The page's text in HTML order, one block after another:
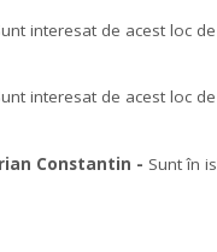
interesat de acest loc
interesat de acest loc
Constantin - Sunt în